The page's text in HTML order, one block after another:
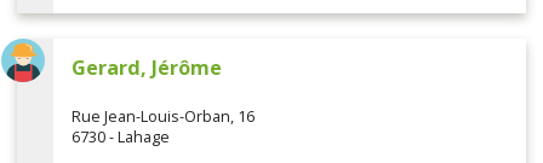
Gerard, Jérôme
Rue Jean-Louis-Orban, 16
6730 - Lahage